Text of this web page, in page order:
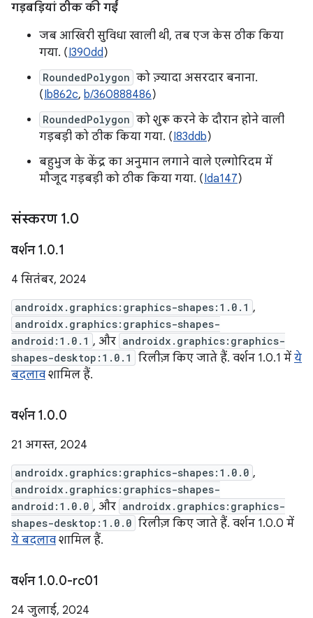
गड़बड़ियां ठीक की गईं
जब आखिरी सुविधा खाली थी, तब एज केस ठीक किया
गया. (I390dd)
RoundedPolygon को ज़्यादा असरदार बनाना.
(Ib862c, b/360888486)
RoundedPolygon को शुरू करने के दौरान होने वाली
गड़बड़ी को ठीक किया गया. (I83ddb)
बहुभुज के केंद्र का अनुमान लगाने वाले एल्गोरिदम में
मौजूद गड़बड़ी को ठीक किया गया. (Ida147)
संस्करण 1.0
वर्शन 1.0.1
4 सितंबर, 2024
androidx.graphics:graphics-shapes:1.0.1 ,
androidx.graphics:graphics-shapes-
android:1.0.1 , और androidx.graphics:graphics-
shapes-desktop:1.0.1
रिलीज़ किए जाते हैं. वर्शन 1.0.1 में ये
बदलाव शामिल हैं.
वर्शन 1.0.0
21 अगस्त, 2024
androidx.graphics:graphics-shapes:1.0.0 ,
androidx.graphics:graphics-shapes-
android:1.0.0 , और androidx.graphics:graphics-
shapes-desktop:1.0.0 रिलीज़ किए जाते हैं. वर्शन 1.0.0 में
ये बदलाव शामिल हैं.
वर्शन 1.0.0-rc01
24 जुलाई, 2024